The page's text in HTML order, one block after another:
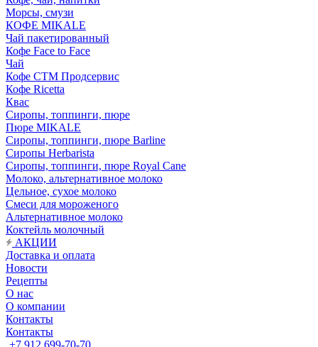
Морсы, смузи
КОФЕ MIKALE
Чай пакетированный
Кофе Face to Face
Чай
Кофе СТМ Продсервис
Кофе Ricetta
Квас
Сиропы, топпинги, пюре
Пюре MIKALE
Сиропы, топпинги, пюре Barline
Сиропы Herbarista
Сиропы, топпинги, пюре Royal Cane
Молоко, альтернативное молоко
Цельное, сухое молоко
Смеси для мороженого
Альтернативное молоко
Коктейль молочный
АКЦИИ
Доставка и оплата
Новости
Рецепты
О нас
О компании
Контакты
Контакты
+7 912 699-70-70